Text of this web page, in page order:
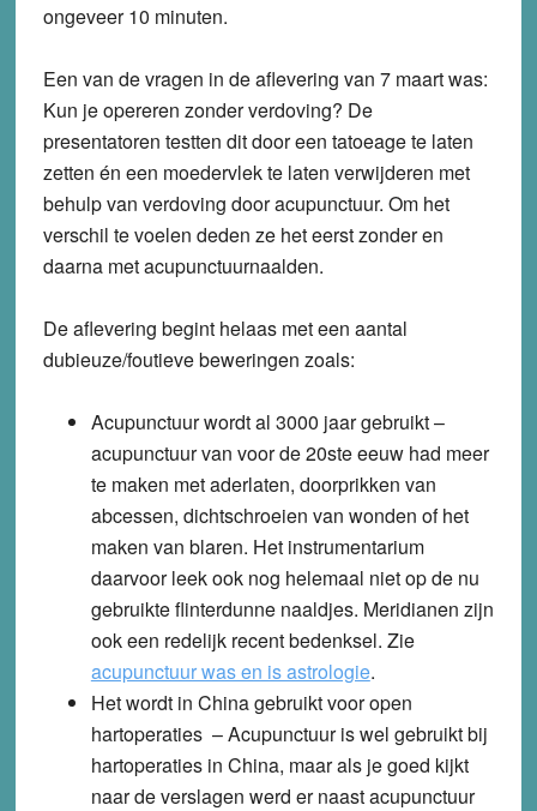
ongeveer 10 minuten.
Een van de vragen in de aflevering van 7 maart was:
Kun je opereren zonder verdoving? De
presentatoren testten dit door een tatoeage te laten
zetten én een moedervlek te laten verwijderen met
behulp van verdoving door acupunctuur. Om het
verschil te voelen deden ze het eerst zonder en
daarna met acupunctuurnaalden.
De aflevering begint helaas met een aantal
dubieuze/foutieve beweringen zoals:
Acupunctuur wordt al 3000 jaar gebruikt–
acupunctuur van voor de 20ste eeuw had meer
te maken met aderlaten, doorprikken van
abcessen, dichtschroeien van wonden of het
maken van blaren. Het instrumentarium
daarvoor leek ook nog helemaal niet op de nu
gebruikte flinterdunne naaldjes. Meridianen zijn
ook een redelijk recent bedenksel. Zie
acupunctuur was en is astrologie.
Het wordt in China gebruikt voor open
hartoperaties– Acupunctuur is wel gebruikt bij
hartoperaties in China, maar als je goed kijkt
naar de verslagen werd er naast acupunctuur